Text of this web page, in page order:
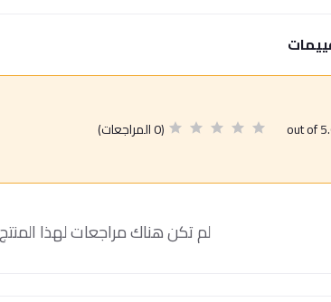
out of (0 المراجعات)
لم تكن هناك مراجعات لهذا